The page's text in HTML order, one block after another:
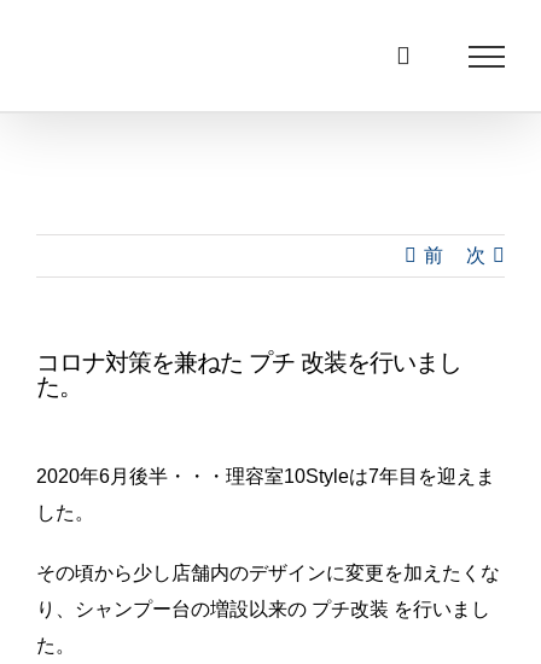
前 次
コロナ対策を兼ねた プチ 改装を行いまし
た。
2020年6月後半・・・理容室10Styleは7年目を迎えま
した。
その頃から少し店舗内のデザインに変更を加えたくな
り、シャンプー台の増設以来の プチ改装 を行いまし
た。